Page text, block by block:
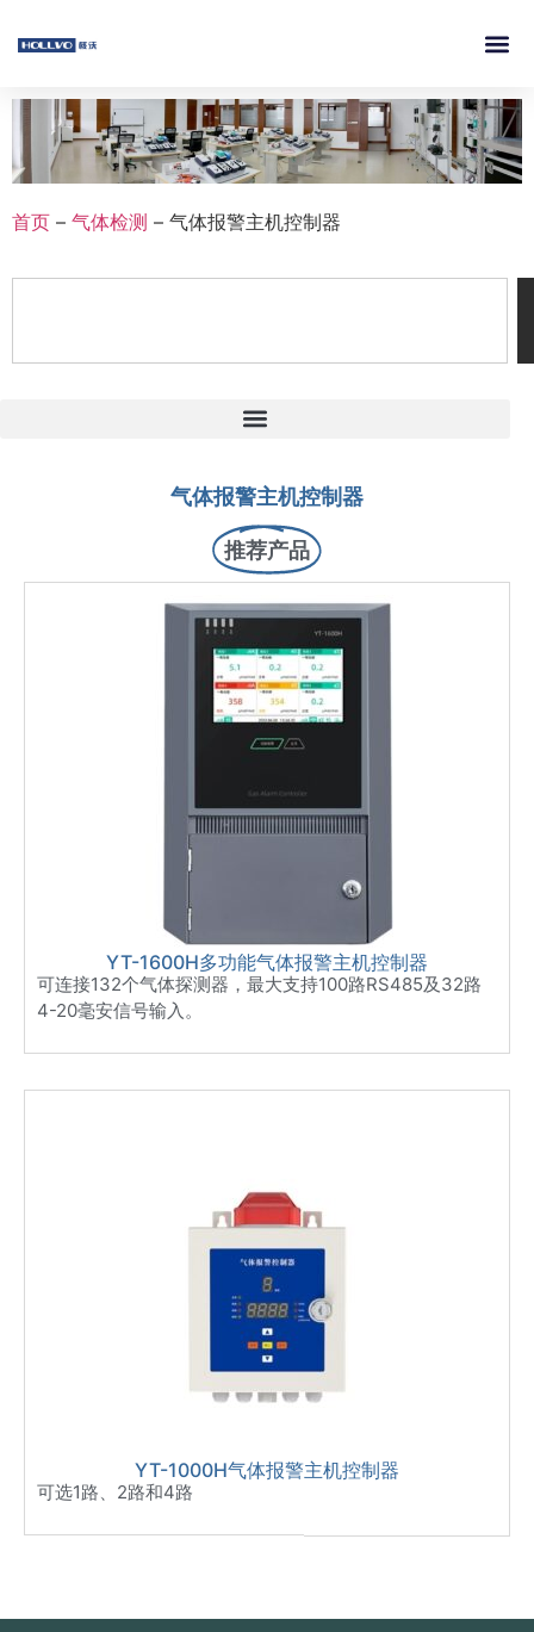
首页 – 气体检测 – 气体报警主机控制器
气体报警主机控制器
推荐产品
YT-1600H多功能气体报警主机控制器
可连接132个气体探测器，最大支持100路RS485及32路
4-20毫安信号输入。
YT-1000H气体报警主机控制器
可选1路、2路和4路